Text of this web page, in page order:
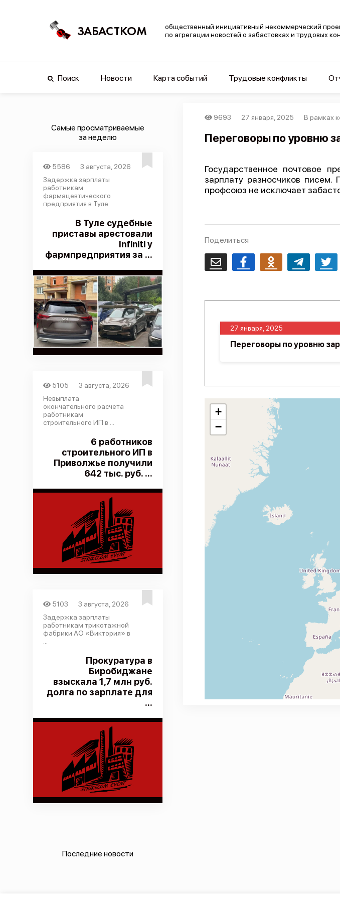
ЗАБАСТКОМ
общественный инициативный некоммерческий
по агрегации новостей о забастовках и трудовых
Поиск Новости Карта событий Трудовые конфликты
Самые просматриваемые
за неделю
5586
3 августа, 2026
Задержка зарплаты
работникам
фармацевтического
предприятия в Туле
В Туле судебные
приставы арестовали
Infiniti у
фармпредприятия за ...
5105
3 августа, 2026
Невыплата
окончательного расчета
работникам
строительного ИП в ...
6 работников
строительного ИП в
Приволжье получили
642 тыс. руб. ...
5103
3 августа, 2026
Задержка зарплаты
работникам трикотажной
фабрики АО «Виктория» в
Прокуратура в
Биробиджане
взыскала 1,7 млн руб.
долга по зарплате для
...
Последние новости
9693 27 января, 2025 В рамках
Переговоры по уровню
Государственное почтовое
зарплату разносчиков писем.
профсоюз не исключает
Поделиться
Email FacebookOdnoklassnikiTelegram
27 января, 2025
Переговоры по уровню
+
−